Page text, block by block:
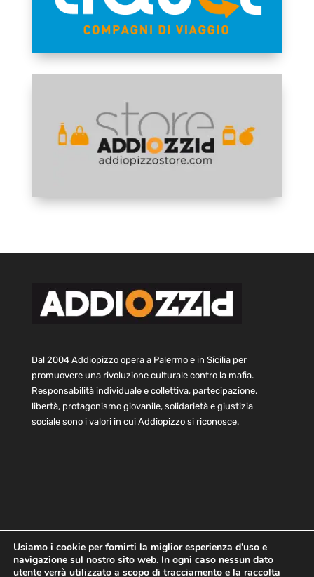
Dal 2004 Addiopizzo opera a Palermo e in Sicilia per
promuovere una rivoluzione culturale contro la mafia.
Responsabilità individuale e collettiva, partecipazione,
libertà, protagonismo giovanile, solidarietà e giustizia
sociale sono i valori in cui Addiopizzo si riconosce.
Home Statuto e bilancio
Contatti
Usiamo i cookie per fornirti la miglior esperienza d'uso e
navigazione sul nostro sito web. In ogni caso nessun dato
utente verrà utilizzato a scopo di tracciamento e la raccolta